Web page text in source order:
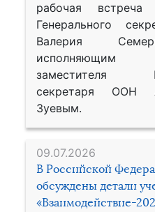
рабочая встреча
Генерального
Валерия
исполняющим
заместителя
секретаря ООН
Зуевым.
09.07.2026
В Российской
обсуждены детали
«Взаимодействие-